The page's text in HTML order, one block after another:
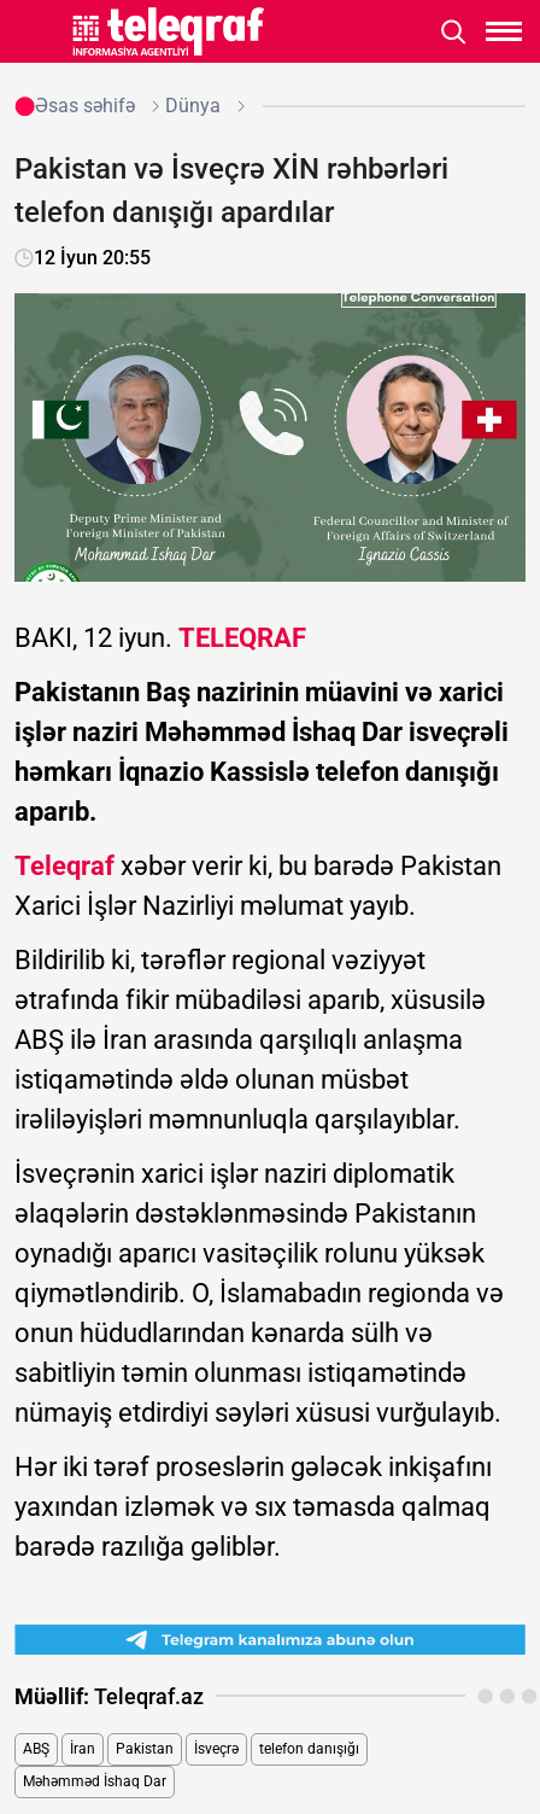
Əsas səhifə Dünya
Pakistan və İsveçrə XİN rəhbərləri
telefon danışığı apardılar
12 İyun 20:55
BAKI, 12 iyun. TELEQRAF
Pakistanın Baş nazirinin müavini və xarici
işlər naziri Məhəmməd İshaq Dar isveçrəli
həmkarı İqnazio Kassislə telefon danışığı
aparıb.
Teleqraf xəbər verir ki, bu barədə Pakistan
Xarici İşlər Nazirliyi məlumat yayıb.
Bildirilib ki, tərəflər regional vəziyyət
ətrafında fikir mübadiləsi aparıb, xüsusilə
ABŞ ilə İran arasında qarşılıqlı anlaşma
istiqamətində əldə olunan müsbət
irəliləyişləri məmnunluqla qarşılayıblar.
İsveçrənin xarici işlər naziri diplomatik
əlaqələrin dəstəklənməsində Pakistanın
oynadığı aparıcı vasitəçilik rolunu yüksək
qiymətləndirib. O, İslamabadın regionda və
onun hüdudlarından kənarda sülh və
sabitliyin təmin olunması istiqamətində
nümayiş etdirdiyi səyləri xüsusi vurğulayıb.
Hər iki tərəf proseslərin gələcək inkişafını
yaxından izləmək və sıx təmasda qalmaq
barədə razılığa gəliblər.
Müəllif: Teleqraf.az
ABŞ İran Pakistan İsveçrə
telefon danışığı
Məhəmməd İshaq Dar